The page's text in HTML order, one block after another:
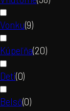
Vonku(9)
Kúpeľňa(20)
Deti(0)
Belső(0)